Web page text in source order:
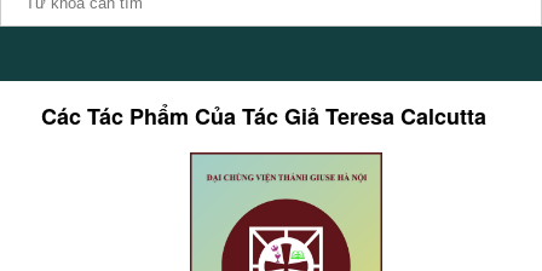
Các Tác Phẩm Của Tác GiảTeresa Calcutta